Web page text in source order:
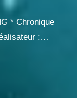
* Chronique
:…